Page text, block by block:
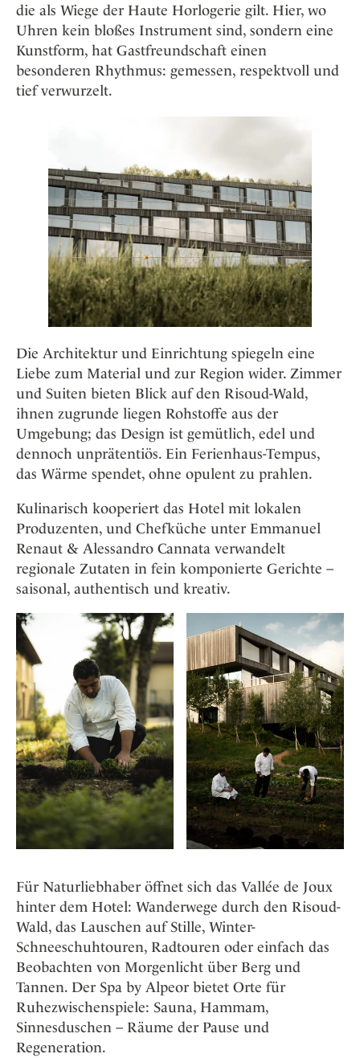
die als Wiege der Haute Horlogerie gilt. Hier, wo
Uhren kein bloßes Instrument sind, sondern eine
Kunstform, hat Gastfreundschaft einen
besonderen Rhythmus: gemessen, respektvoll und
tief verwurzelt.
Die Architektur und Einrichtung spiegeln eine
Liebe zum Material und zur Region wider. Zimmer
und Suiten bieten Blick auf den Risoud-Wald,
ihnen zugrunde liegen Rohstoffe aus der
Umgebung; das Design ist gemütlich, edel und
dennoch unprätentiös. Ein Ferienhaus-Tempus,
das Wärme spendet, ohne opulent zu prahlen.
Kulinarisch kooperiert das Hotel mit lokalen
Produzenten, und Chefküche unter Emmanuel
Renaut & Alessandro Cannata verwandelt
regionale Zutaten in fein komponierte Gerichte –
saisonal, authentisch und kreativ.
Für Naturliebhaber öffnet sich das Vallée de Joux
hinter dem Hotel: Wanderwege durch den Risoud-
Wald, das Lauschen auf Stille, Winter-
Schneeschuhtouren, Radtouren oder einfach das
Beobachten von Morgenlicht über Berg und
Tannen. Der Spa by Alpeor bietet Orte für
Ruhezwischenspiele: Sauna, Hammam,
Sinnesduschen – Räume der Pause und
Regeneration.